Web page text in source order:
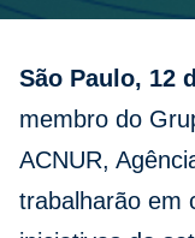
São Paulo, 12
membro do
ACNUR,
trabalharão em